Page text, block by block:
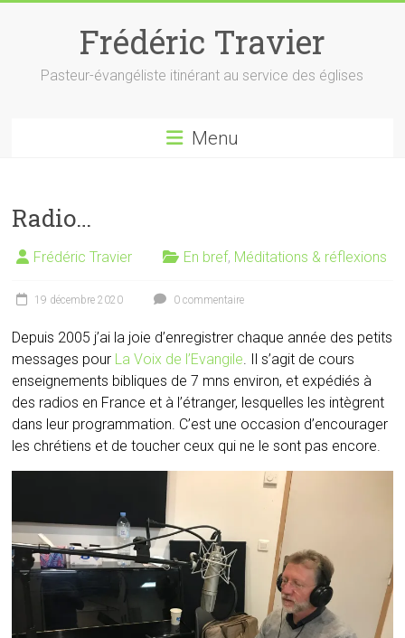
Frédéric Travier
Pasteur-évangéliste itinérant au service des églises
Menu
Radio…
Frédéric Travier En bref, Méditations & réflexions
19 décembre 2020 0 commentaire
Depuis 2005 j’ai la joie d’enregistrer chaque année des petits
messages pour La Voix de l’Evangile. Il s’agit de cours
enseignements bibliques de 7 mns environ, et expédiés à
des radios en France et à l’étranger, lesquelles les intègrent
dans leur programmation. C’est une occasion d’encourager
les chrétiens et de toucher ceux qui ne le sont pas encore.